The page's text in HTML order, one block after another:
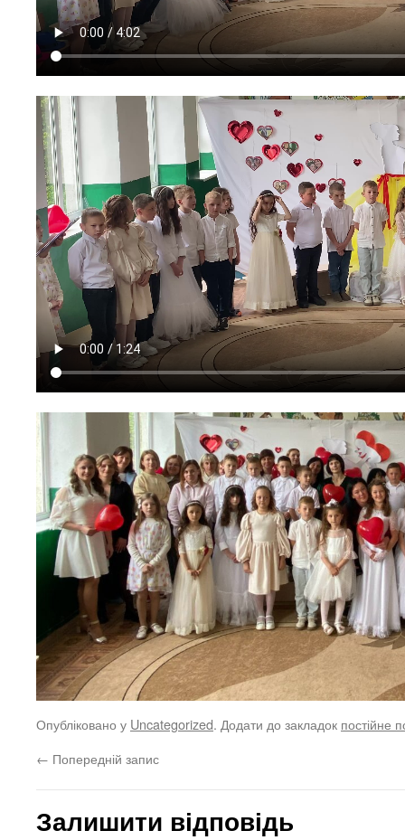
Опубліковано у Uncategorized. Додати до закладок постійне
← Попередній запис
Залишити відповідь